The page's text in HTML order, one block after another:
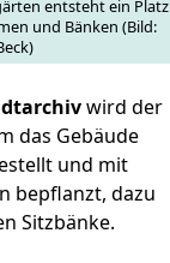
entsteht ein Platz
und Bänken (Bild:
wird der
das Gebäude
und mit
bepflanzt, dazu
Sitzbänke.